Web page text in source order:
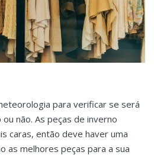
para verificar se será
não. As peças de inverno
caras, então deve haver uma
as melhores peças para a sua